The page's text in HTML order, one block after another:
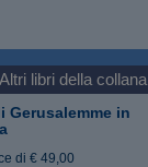
Altri libri della collana
Gerusalemme in
di € 49,00